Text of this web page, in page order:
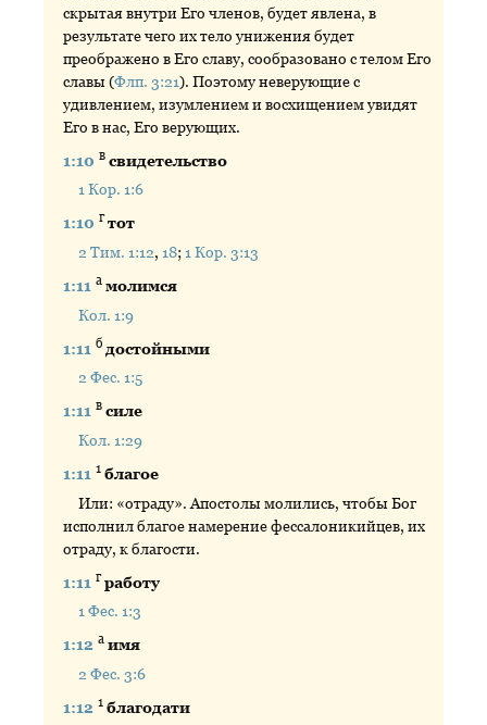
скрытая внутри Его членов, будет явлена, в
результате чего их тело унижения будет
преображено в Его славу, сообразовано с телом Его
славы (Флп. 3:21). Поэтому неверующие с
удивлением, изумлением и восхищением увидят
Его в нас, Его верующих.
1:10в свидетельство
1 Кор. 1:6
1:10г тот
2 Тим. 1:12, 18; 1 Кор. 3:13
1:11а молимся
Кол. 1:9
1:11б достойными
2 Фес. 1:5
1:11в силе
Кол. 1:29
1:111 благое
Или: «отраду». Апостолы молились, чтобы Бог
исполнил благое намерение фессалоникийцев, их
отраду, к благости.
1:11г работу
1 Фес. 1:3
1:12а имя
2 Фес. 3:6
1:121 благодати